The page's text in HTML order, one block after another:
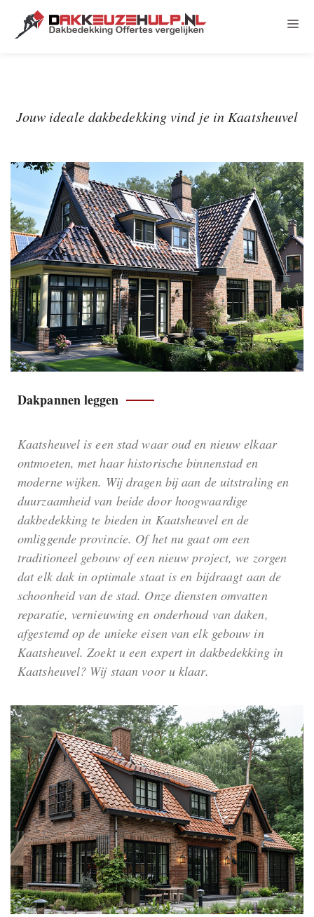
Jouw ideale dakbedekking vind je in Kaatsheuvel
Dakpannen leggen
Kaatsheuvel is een stad waar oud en nieuw elkaar
ontmoeten, met haar historische binnenstad en
moderne wijken. Wij dragen bij aan de uitstraling en
duurzaamheid van beide door hoogwaardige
dakbedekking te bieden in Kaatsheuvel en de
omliggende provincie. Of het nu gaat om een
traditioneel gebouw of een nieuw project, we zorgen
dat elk dak in optimale staat is en bijdraagt aan de
schoonheid van de stad. Onze diensten omvatten
reparatie, vernieuwing en onderhoud van daken,
afgestemd op de unieke eisen van elk gebouw in
Kaatsheuvel. Zoekt u een expert in dakbedekking in
Kaatsheuvel? Wij staan voor u klaar.